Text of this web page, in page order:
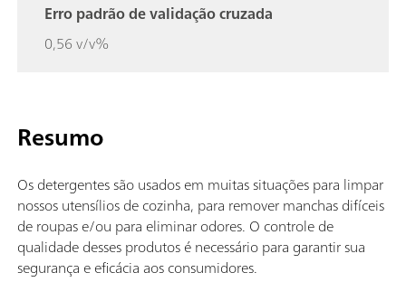
Erro padrão de validação cruzada
0,56 v/v%
Resumo
Os detergentes são usados em muitas situações para limpar
nossos utensílios de cozinha, para remover manchas difíceis
de roupas e/ou para eliminar odores. O controle de
qualidade desses produtos é necessário para garantir sua
segurança e eficácia aos consumidores.